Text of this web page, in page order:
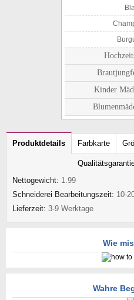
Kinder
Produktdetails Farbkarte
Nettogewicht: 1.99
Schneiderei Bearbeitungszeit: 10-
Lieferzeit: 3-9 Werktage
Wie
Wahre